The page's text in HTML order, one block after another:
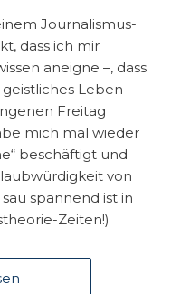
Journalismus-
dass ich mir
aneigne –, dass
Leben
Freitag
mich mal wieder
beschäftigt und
von
spannend ist in
Zeiten!)